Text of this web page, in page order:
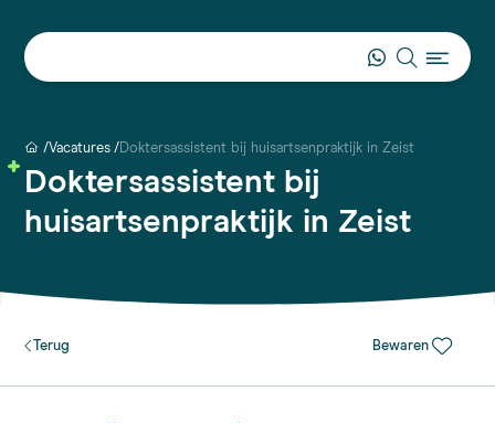
Vacatures Doktersassistent bij huisartsenpraktijk in Zeist
Doktersassistent bij
huisartsenpraktijk in Zeist
Terug Bewaren